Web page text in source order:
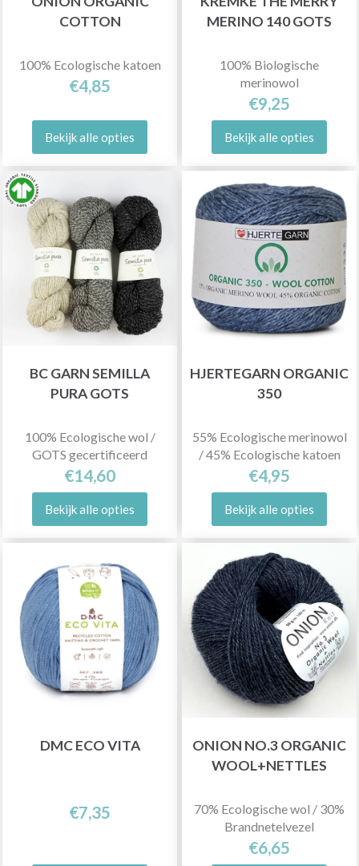
COTTON
100% Ecologische katoen
€4,85
Bekijk alle opties
MERINO 140 GOTS
100% Biologische
merinowol
€9,25
Bekijk alle opties
BC GARN SEMILLA
PURA GOTS
100% Ecologische wol /
GOTS gecertificeerd
€14,60
Bekijk alle opties
HJERTEGARN ORGANIC
350
55% Ecologische merinowol
/ 45% Ecologische katoen
€4,95
Bekijk alle opties
DMC ECO VITA
€7,35
ONION NO.3 ORGANIC
WOOL+NETTLES
70% Ecologische wol / 30%
Brandnetelvezel
€6,65